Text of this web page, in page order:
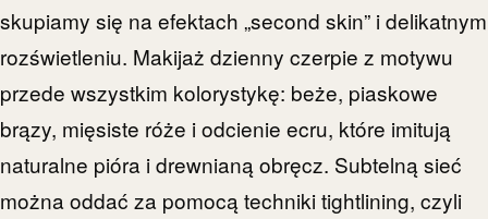
skupiamy się na efektach „second skin” i delikatnym
rozświetleniu. Makijaż dzienny czerpie z motywu
przede wszystkim kolorystykę: beże, piaskowe
brązy, mięsiste róże i odcienie ecru, które imitują
naturalne pióra i drewnianą obręcz. Subtelną sieć
można oddać za pomocą techniki tightlining, czyli